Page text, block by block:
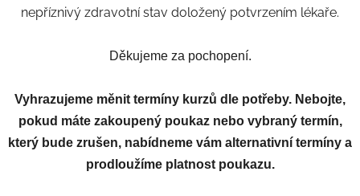
nepříznivý zdravotní stav doložený potvrzením lékaře.
Děkujeme za pochopení.
Vyhrazujeme měnit termíny kurzů dle potřeby. Nebojte,
pokud máte zakoupený poukaz nebo vybraný termín,
který bude zrušen, nabídneme vám alternativní termíny a
prodloužíme platnost poukazu.